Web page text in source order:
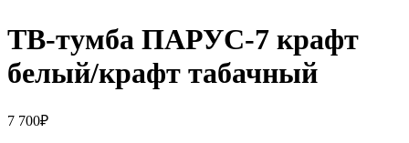
ТВ-тумба ПАРУС-7 крафт
белый/крафт табачный
7 700₽